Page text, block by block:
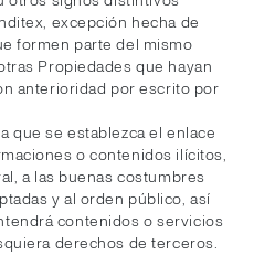
excepción hecha de
formen parte del mismo
Propiedades que hayan
anterioridad por escrito por
que se establezca el enlace
o contenidos ilícitos,
a las buenas costumbres
y al orden público, así
contenidos o servicios
derechos de terceros.